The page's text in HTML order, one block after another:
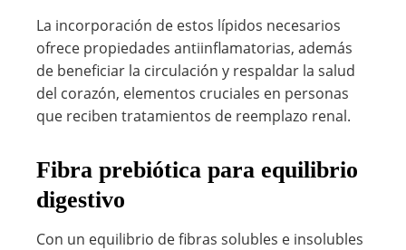
La incorporación de estos lípidos necesarios
ofrece propiedades antiinflamatorias, además
de beneficiar la circulación y respaldar la salud
del corazón, elementos cruciales en personas
que reciben tratamientos de reemplazo renal.
Fibra prebiótica para equilibrio
digestivo
Con un equilibrio de fibras solubles e insolubles